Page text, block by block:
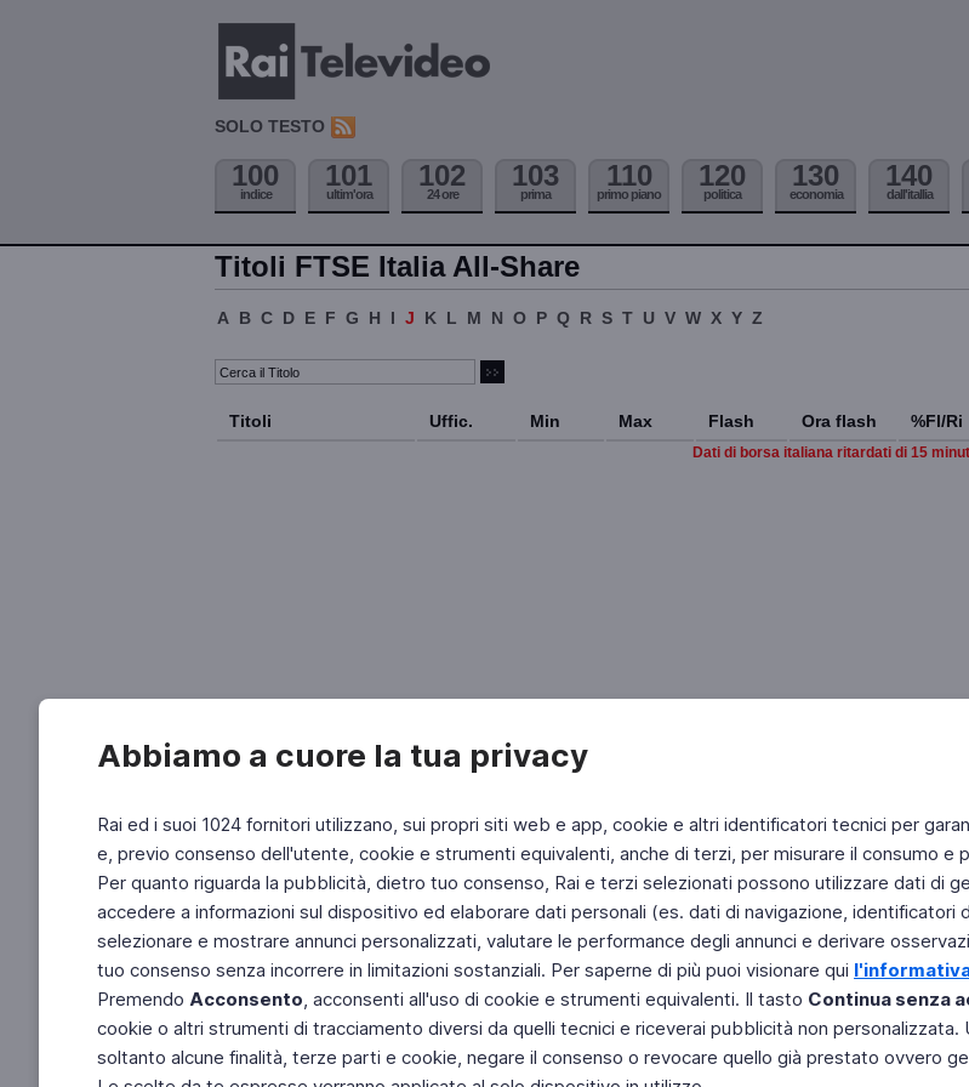
Abbiamo a cuore la tua privacy
Rai ed i suoi 1024 fornitori utilizzano, sui propri siti web e app, cookie e altri identificatori tecnici per
e, previo consenso dell'utente, cookie e strumenti equivalenti, anche di terzi, per misurare il consumo e
Per quanto riguarda la pubblicità, dietro tuo consenso, Rai e terzi selezionati possono utilizzare dati di
accedere a informazioni sul dispositivo ed elaborare dati personali (es. dati di navigazione, identificatori
selezionare e mostrare annunci personalizzati, valutare le performance degli annunci e derivare
tuo consenso senza incorrere in limitazioni sostanziali. Per saperne di più puoi visionare qui
Premendo Acconsento, acconsenti all'uso di cookie e strumenti equivalenti. Il tasto Continua senza
cookie o altri strumenti di tracciamento diversi da quelli tecnici e riceverai pubblicità non personalizzata.
soltanto alcune finalità, terze parti e cookie, negare il consenso o revocare quello già prestato ovvero
SOLO TESTO
100
indice
101
ultim'ora
102
24 ore
103
prima
110
primo piano
120
politica
130
economia
140
dall'itallia
Titoli FTSE Italia All-Share
A B C D E F G H I J K L M N O P Q R S T U V W X Y Z
Titoli Uffic. Min Max Flash Ora flash %Fl/Ri
Dati di borsa italiana ritardati di 15
Fai di Televideo la tua Home Page Chi Siamo
Copyright © 2011 Rai - Tutti i diritti riservati
Engineered by RAI - Reti e Piattaforme